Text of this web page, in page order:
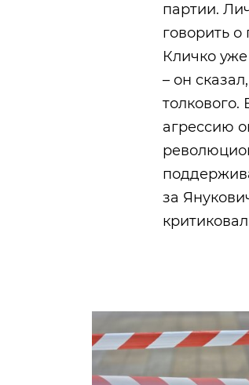
партии.
говорить о
Кличко уже
– он
агрессию
за